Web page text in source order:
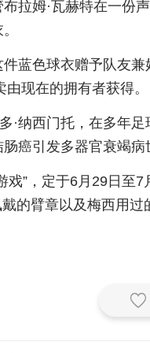
拉姆·瓦赫特在一份
蓝色球衣赠予队友
现在的拥有者获得。
·纳西门托，在多年
癌引发多器官衰竭病
戏”，定于6月29日至
的臂章以及梅西用过